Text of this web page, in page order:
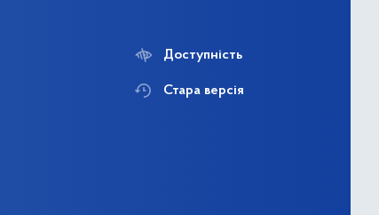
Доступність
Стара версія